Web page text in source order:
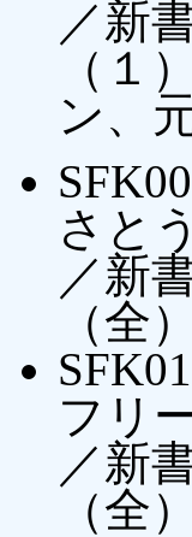
／新
（１
ン、
さと
／新
（全
フリ
／新
（全